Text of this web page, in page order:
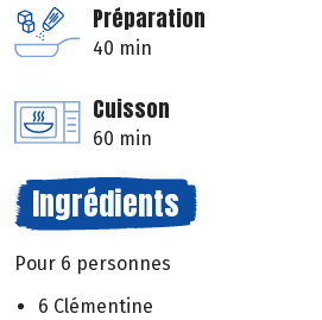
Préparation
40 min
Cuisson
60 min
Ingrédients
Pour 6 personnes
6 Clémentine